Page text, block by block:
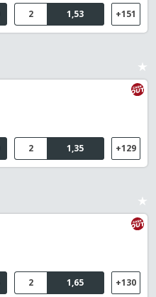
1,53
2 +151
1,35
2 +129
1,65
2 +130